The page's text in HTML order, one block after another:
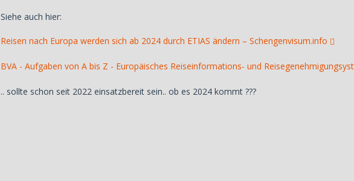
Siehe auch hier:
Reisen nach Europa werden sich ab 2024 durch ETIAS ändern – Schengenvisum.info
BVA - Aufgaben von A bis Z - Europäisches Reiseinformations- und
.. sollte schon seit 2022 einsatzbereit sein.. ob es 2024 kommt ???